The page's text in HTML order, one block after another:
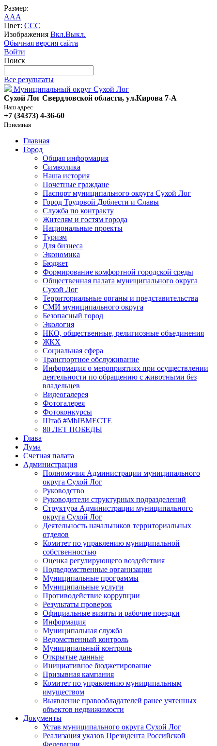
Размер:
AAA
Цвет: CCC
Изображения Вкл.Выкл.
Обычная версия сайта
Войти
Поиск
Все результаты
Муниципальный округ Сухой Лог
Сухой Лог Свердловской области, ул.Кирова 7-А
Наш адрес
+7 (34373) 4-36-60
Приемная
Главная
Город
Общая информация
Символика
Наша история
Почетные граждане
Паспорт муниципального округа Сухой Лог
Город Трудовой Доблести и Славы
Служба по контракту
Жителям и гостям города
Национальные проекты
Туризм
Для бизнеса
Экономика
Бюджет
Формирование комфортной городской среды
Общественная палата муниципального округа
Сухой Лог
Территориальные органы и представительства
СМИ муниципального округа
Безопасный город
Экология
НКО, общественные, религиозные объединения
ЖКХ
Социальная сфера
Транспортное обслуживание
Информация о мероприятиях при осуществлении
деятельности по обращению с животными без
владельцев
Видеогалерея
Фотогалерея
Фотоконкурсы
Штаб #MbIBMECTE
80 ЛЕТ ПОБЕДЫ
Глава
Дума
Счетная палата
Администрация
Полномочия Администрации муниципального
округа Сухой Лог
Руководство
Руководители структурных подразделений
Структура Администрации муниципального
округа Сухой Лог
Деятельность начальников территориальных
отделов
Комитет по управлению муниципальной
собственностью
Оценка регулирующего воздействия
Подведомственные организации
Муниципальные программы
Муниципальные услуги
Противодействие коррупции
Результаты проверок
Официальные визиты и рабочие поездки
Информация
Муниципальная служба
Ведомственный контроль
Муниципальный контроль
Открытые данные
Инициативное бюджетирование
Призывная кампания
Комитет по управлению муниципальным
имуществом
Выявление правообладателей ранее учтенных
объектов недвижимости
Документы
Устав муниципального округа Сухой Лог
Реализация указов Президента Российской
Федерации